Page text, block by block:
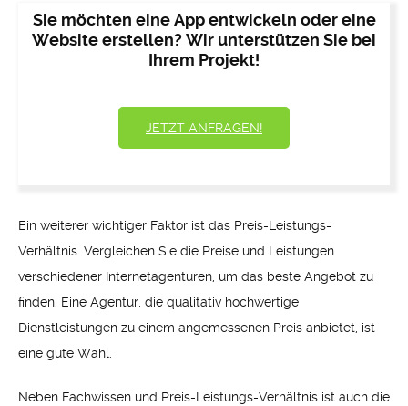
Sie möchten eine App entwickeln oder eine
Website erstellen? Wir unterstützen Sie bei
Ihrem Projekt!
JETZT ANFRAGEN!
Ein weiterer wichtiger Faktor ist das Preis-Leistungs-
Verhältnis. Vergleichen Sie die Preise und Leistungen
verschiedener Internetagenturen, um das beste Angebot zu
finden. Eine Agentur, die qualitativ hochwertige
Dienstleistungen zu einem angemessenen Preis anbietet, ist
eine gute Wahl.
Neben Fachwissen und Preis-Leistungs-Verhältnis ist auch die